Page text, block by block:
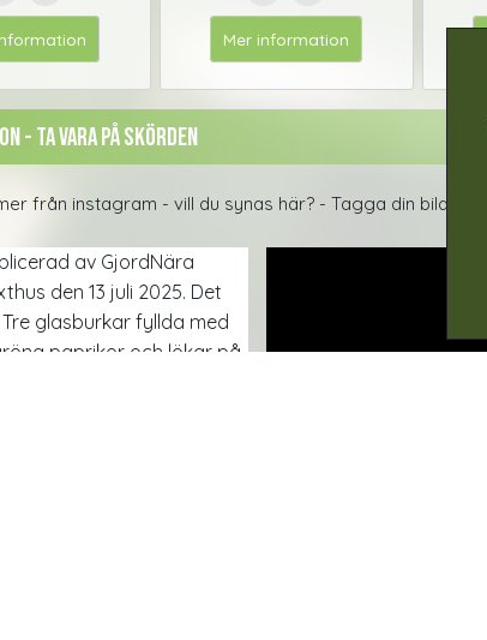
Mer information
- Ta Vara på skörden
från instagram - vill du synas här? - Tagga din bild